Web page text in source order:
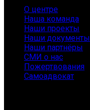
О центре
Наша команда
Наши проекты
Наши документы
Наши партнёры
СМИ о нас
Пожертвования
Самоадвокат